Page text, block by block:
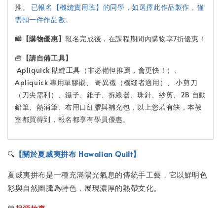
推。
已報名【機縫實用班】的同學，如選擇此作品製作，僅
需扣一件作品數。
🛍️ 【購物優惠】報名完成後，在課程期間內購物享7折優惠！
🧰 【請自備工具】
Apliquick 貼縫工具（非必備但推薦，會更快！）、
Apliquick 專用單膠襯、 奇異襯（機縫者適用）、 小剪刀
（刀尖需利）、鑷子、錐子、拆線器、珠針、紗剪、2B 自動
鉛筆、熱消筆、布用口紅膠與補充包，以上您若有缺，本教
室都買得到，報名都享有學員優惠。
🔍 【關於夏威夷拼布 Hawaiian Quilt】
夏威夷拼布是一種充滿陽光氣息的傳統手工藝，它以鮮明色
彩與自然圖騰為特色，展現濃厚的熱帶文化。